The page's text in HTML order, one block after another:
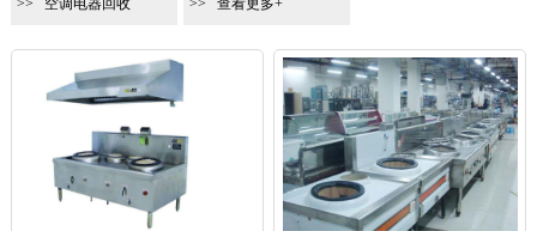
空调电器回收 查看更多+